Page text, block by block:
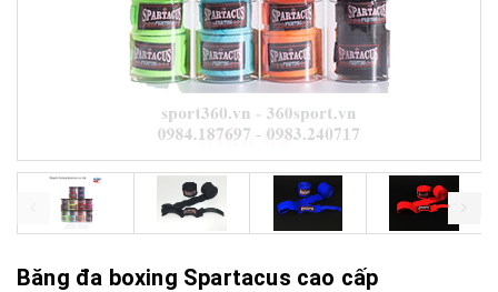
next
Băng đa boxing Spartacus cao cấp